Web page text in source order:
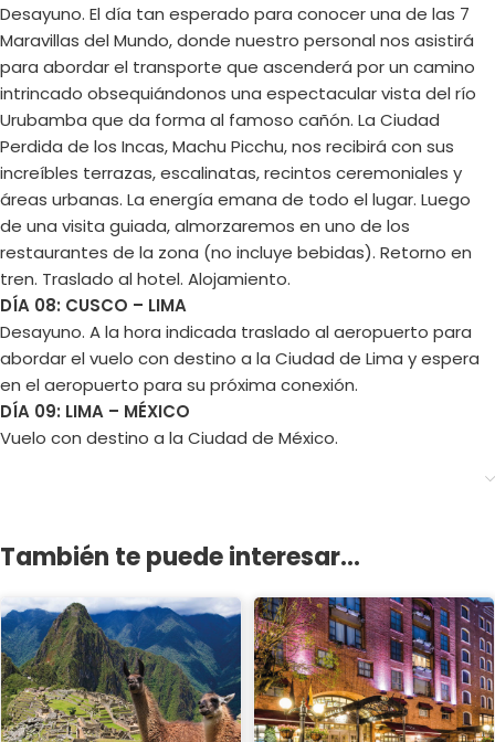
Desayuno. El día tan esperado para conocer una de las 7
Maravillas del Mundo, donde nuestro personal nos asistirá
para abordar el transporte que ascenderá por un camino
intrincado obsequiándonos una espectacular vista del río
Urubamba que da forma al famoso cañón. La Ciudad
Perdida de los Incas, Machu Picchu, nos recibirá con sus
increíbles terrazas, escalinatas, recintos ceremoniales y
áreas urbanas. La energía emana de todo el lugar. Luego
de una visita guiada, almorzaremos en uno de los
restaurantes de la zona (no incluye bebidas). Retorno en
tren. Traslado al hotel. Alojamiento.
DÍA 08: CUSCO – LIMA
Desayuno. A la hora indicada traslado al aeropuerto para
abordar el vuelo con destino a la Ciudad de Lima y espera
en el aeropuerto para su próxima conexión.
DÍA 09: LIMA – MÉXICO
Vuelo con destino a la Ciudad de México.
También te puede interesar...